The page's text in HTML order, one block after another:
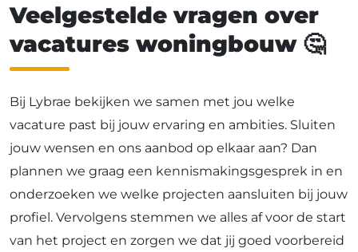
Veelgestelde vragen over
vacatures woningbouw🤔
Bij Lybrae bekijken we samen met jou welke
vacature past bij jouw ervaring en ambities. Sluiten
jouw wensen en ons aanbod op elkaar aan? Dan
plannen we graag een kennismakingsgesprek in en
onderzoeken we welke projecten aansluiten bij jouw
profiel. Vervolgens stemmen we alles af voor de start
van het project en zorgen we dat jij goed voorbereid